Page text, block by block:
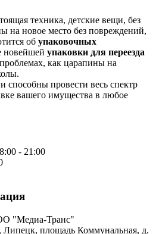
техника, детские вещи, без
на новое место без повреждений,
об упаковочных
новейшей упаковки для переезда
как царапины на
способны провести весь спектр
вашего имущества в любое
- 21:00
"Медиа-Транс"
Липецк, площадь Коммунальная, д.